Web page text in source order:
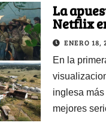
La
Netflix
resultó
ENERO 18,
En la
inglesa
mejores